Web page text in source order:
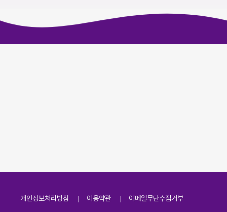
개인정보처리방침 이용약관 이메일무단수집거부